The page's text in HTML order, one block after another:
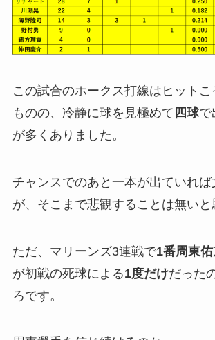
この試合のホークス打線はヒットこ
ものの、冷静に球を見極めて 四球で
が多くありました。
チャンスでのあと一本が出ていれ
が、そこまで悲観することは無いと
ただ、マリーンズ3連戦で1番周東
が初戦の死球による1度だけだった
ろです。